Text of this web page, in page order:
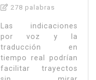
278 palabras
Las indicaciones
por voz y la
traducción en
tiempo real podrían
facilitar trayectos